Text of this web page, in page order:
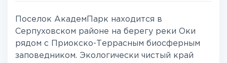
Поселок АкадемПарк находится в
Серпуховском районе на берегу реки Оки
рядом с Приокско-Террасным биосферным
заповедником. Экологически чистый край